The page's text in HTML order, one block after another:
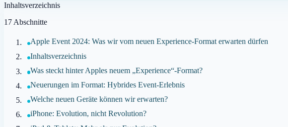
Inhaltsverzeichnis
17 Abschnitte
Apple Event 2024: Was wir vom neuen Experience-Format erwarten dürfen
Inhaltsverzeichnis
Was steckt hinter Apples neuem „Experience“-Format?
Neuerungen im Format: Hybrides Event-Erlebnis
Welche neuen Geräte können wir erwarten?
iPhone: Evolution, nicht Revolution?